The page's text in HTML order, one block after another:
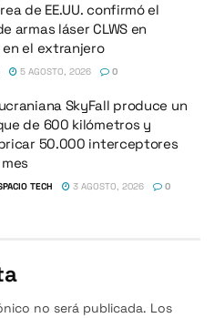
de EE.UU. confirmó el
armas láser CLWS en
el extranjero
5 AGOSTO, 2026 0
SkyFall produce un
de 600 kilómetros y
50.000 interceptores
TECH 3 AGOSTO, 2026 0
no será publicada. Los